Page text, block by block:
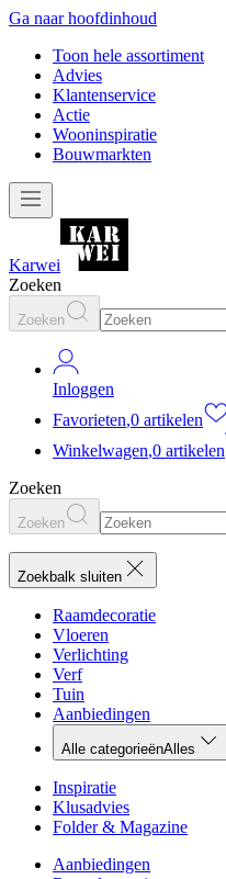
Ga naar hoofdinhoud
Toon hele assortiment
Advies
Klantenservice
Actie
Wooninspiratie
Bouwmarkten
Karwei
Zoeken
Zoeken
Inloggen
Favorieten,0 artikelen
Winkelwagen,0 artikelen
Zoeken
Zoeken
Zoekbalk sluiten
Raamdecoratie
Vloeren
Verlichting
Verf
Tuin
Aanbiedingen
Alle categorieënAlles
Inspiratie
Klusadvies
Folder & Magazine
Aanbiedingen